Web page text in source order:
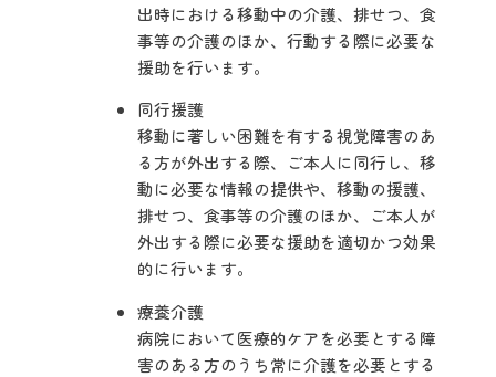
出時における移動中の介護、排せつ、食
事等の介護のほか、行動する際に必要な
援助を行います。
同行援護
移動に著しい困難を有する視覚障害のあ
る方が外出する際、ご本人に同行し、移
動に必要な情報の提供や、移動の援護、
排せつ、食事等の介護のほか、ご本人が
外出する際に必要な援助を適切かつ効果
的に行います。
療養介護
病院において医療的ケアを必要とする障
害のある方のうち常に介護を必要とする